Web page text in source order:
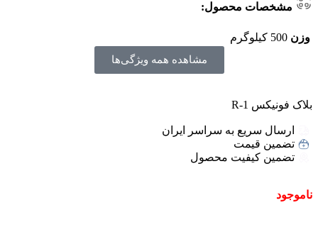
مشخصات محصول:
وزن 500 کیلوگرم
مشاهده همه ویژگی‌ها
بلاک فونیکس R-1
ارسال سریع به سراسر ایران
تضمین قیمت
تضمین کیفیت محصول
ناموجود